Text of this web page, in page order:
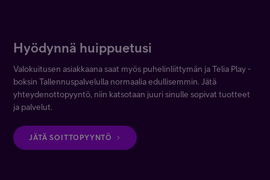
Hyödynnä huippuetusi
Valokuitusen asiakkaana saat myös puhelinliittymän ja Telia Play -
boksin Tallennuspalvelulla normaalia edullisemmin. Jätä
yhteydenottopyyntö, niin katsotaan juuri sinulle sopivat tuotteet
ja palvelut.
JÄTÄ SOITTOPYYNTÖ